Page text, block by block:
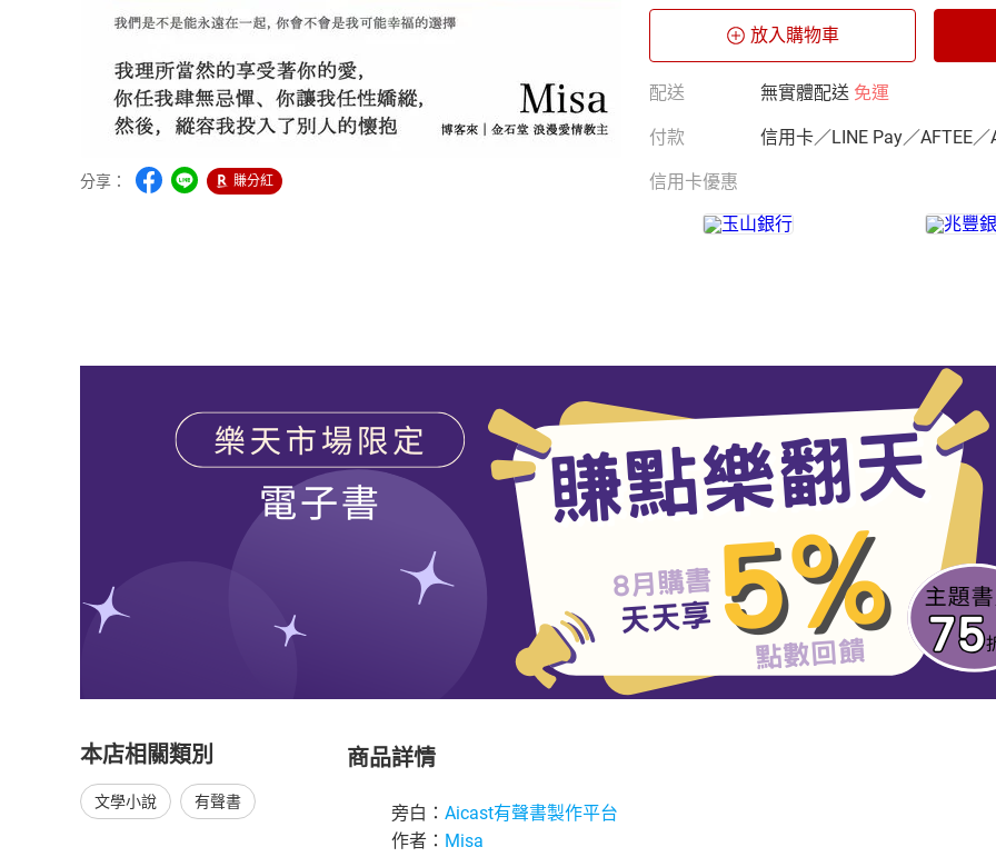
分享： 賺分紅
放入購物車
配送 無實體配送 免運
付款 信用卡／LINE Pay／AFTEE／
信用卡優惠
本店相關類別
文學小說 有聲書
商品詳情
旁白： Aicast有聲書製作平台
作者： Misa